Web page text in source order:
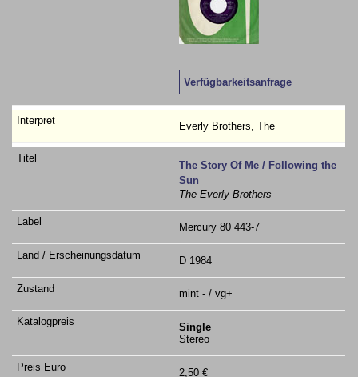
Verfügbarkeitsanfrage
Everly Brothers, The
The Story Of Me / Following the
Sun
The Everly Brothers
Mercury 80 443-7
D 1984
mint - / vg+
Single
Stereo
2,50 €